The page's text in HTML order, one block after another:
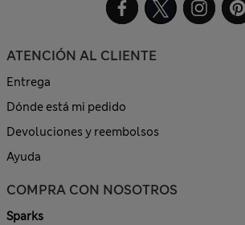
ATENCIÓN AL CLIENTE
Entrega
Dónde está mi pedido
Devoluciones y reembolsos
Ayuda
COMPRA CON NOSOTROS
Sparks